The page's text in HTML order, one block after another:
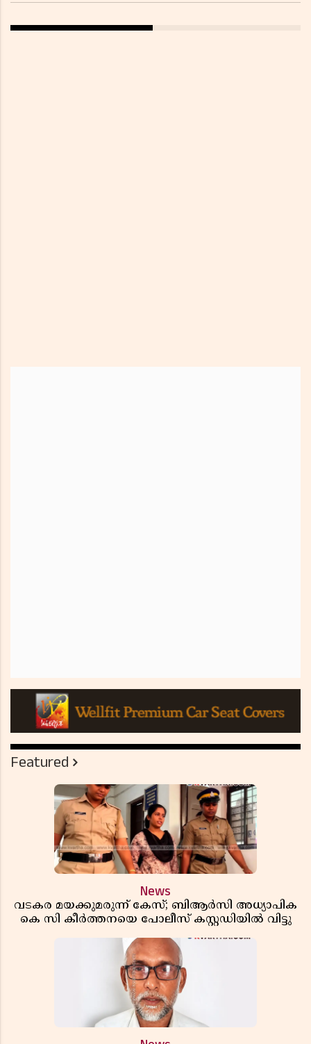
Featured
News
വടകര മയക്കുമരുന്ന് കേസ്; ബിആർസി അധ്യാപിക
കെ സി കീർത്തനയെ പോലീസ് കസ്റ്റഡിയിൽ വിട്ടു